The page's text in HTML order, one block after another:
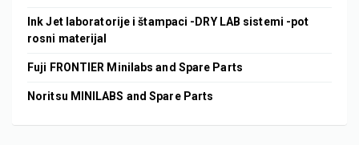
Ink Jet laboratorije i štampaci -DRY LAB sistemi -pot
rosni materijal
Fuji FRONTIER Minilabs and Spare Parts
Noritsu MINILABS and Spare Parts